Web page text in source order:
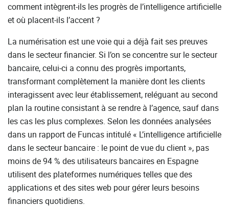
comment intègrent-ils les progrès de l’intelligence artificielle
et où placent-ils l’accent ?
La numérisation est une voie qui a déjà fait ses preuves
dans le secteur financier. Si l’on se concentre sur le secteur
bancaire, celui-ci a connu des progrès importants,
transformant complètement la manière dont les clients
interagissent avec leur établissement, reléguant au second
plan la routine consistant à se rendre à l’agence, sauf dans
les cas les plus complexes. Selon les données analysées
dans un rapport de Funcas intitulé « L’intelligence artificielle
dans le secteur bancaire : le point de vue du client », pas
moins de 94 % des utilisateurs bancaires en Espagne
utilisent des plateformes numériques telles que des
applications et des sites web pour gérer leurs besoins
financiers quotidiens.